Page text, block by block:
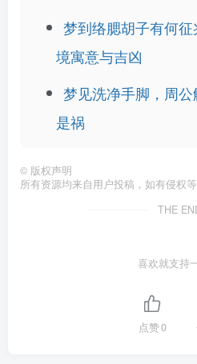
梦到络腮胡子有何
境寓意与吉凶
梦见洗净手脚，周
是祸
© 版权声明
所有资源均来自用户投稿，如有侵权
THE
喜欢就支持
点赞0